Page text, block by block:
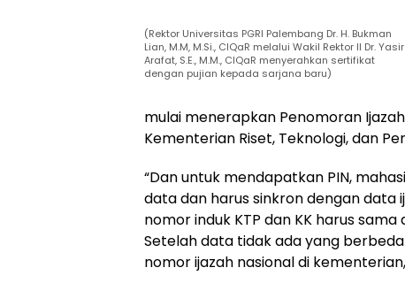
(Rektor Universitas PGRI Palembang Dr. H. Bukman
Lian, M.M, M.Si., CIQaR melalui Wakil Rektor II Dr. Yasir
Arafat, S.E., M.M., CIQaR menyerahkan sertifikat
dengan pujian kepada sarjana baru)
mulai menerapkan Penomoran
Kementerian Riset, Teknologi, dan
“Dan untuk mendapatkan PIN,
data dan harus sinkron dengan data
nomor induk KTP dan KK harus
Setelah data tidak ada yang
nomor ijazah nasional di